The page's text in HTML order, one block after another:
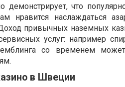
демонстрирует, что
нравится наслаждаться
привычных наземных
услуг: например
гемблинга со временем
в Швеции